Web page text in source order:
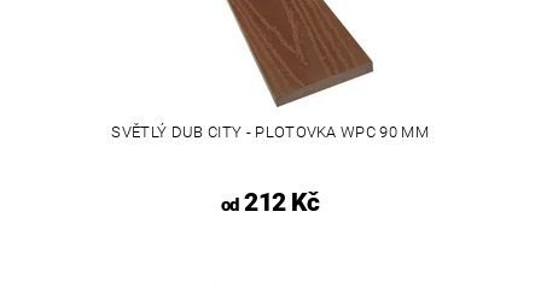
SVĚTLÝ DUB CITY - PLOTOVKA WPC 90 MM
od212 Kč